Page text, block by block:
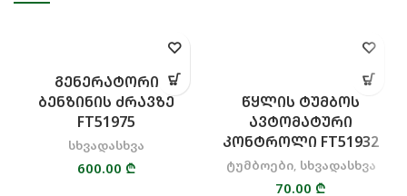
ᲒᲔᲜᲔᲠᲐᲢᲝᲠᲘ
ᲑᲔᲜᲖᲘᲜᲘᲡ ᲫᲠᲐᲕᲖᲔ
FT51975
სხვადასხვა
600.00 ₾
ᲬᲧᲚᲘᲡ ᲢᲣᲛᲑᲝᲡ
ᲐᲕᲢᲝᲛᲐᲢᲣᲠᲘ
ᲙᲝᲜᲢᲠᲝᲚᲘ FT51932
ტუმბოები, სხვადასხვა
70.00 ₾